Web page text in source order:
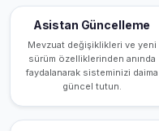
Asistan Güncelleme
Mevzuat değişiklikleri ve yeni
sürüm özelliklerinden anında
faydalanarak sisteminizi daima
güncel tutun.